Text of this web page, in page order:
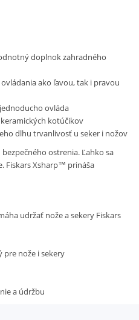
doplnok zahradného
ako ľavou, tak i pravou
ovláda
kotúčikov
dlhu trvanlivosť u seker i nožov
ostrenia. Ľahko sa
Fiskars Xsharp™ prináša
udržať nože a sekery Fiskars
nože i sekery
a údržbu